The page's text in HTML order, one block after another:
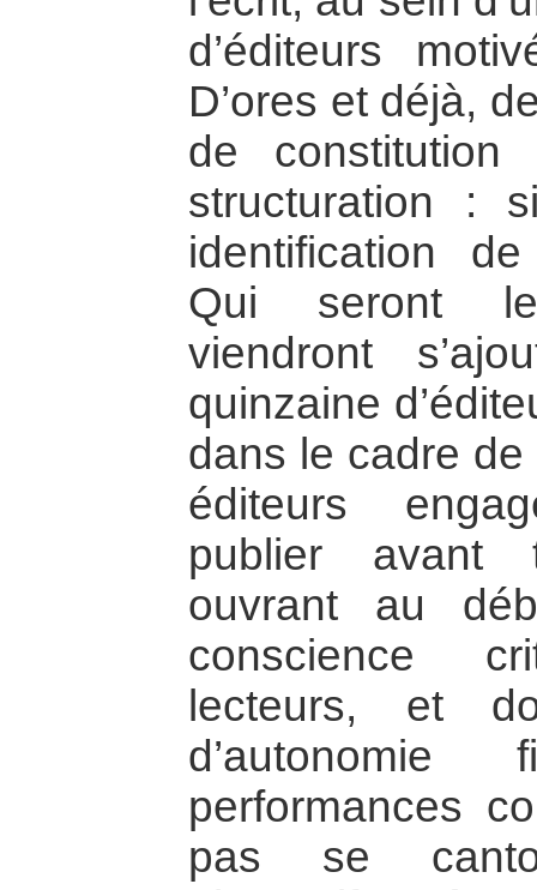
d’éditeurs
D’ores et déjà,
de constitution
structuration :
identification
Qui seront
viendront
quinzaine
dans le cadre
éditeurs
publier avant
ouvrant au
conscience
lecteurs, et
performances
pas se